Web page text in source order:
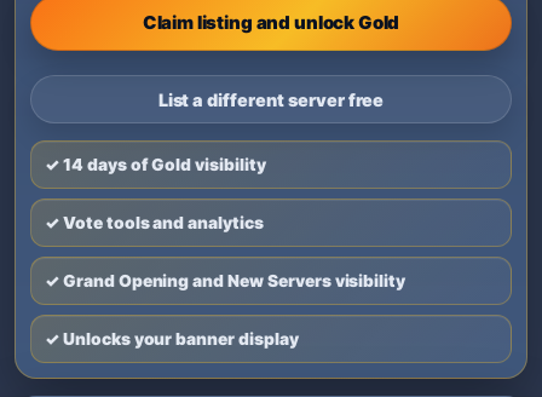
Claim listing and unlock Gold
List a different server free
✓ 14 days of Gold visibility
✓ Vote tools and analytics
✓ Grand Opening and New Servers visibility
✓ Unlocks your banner display